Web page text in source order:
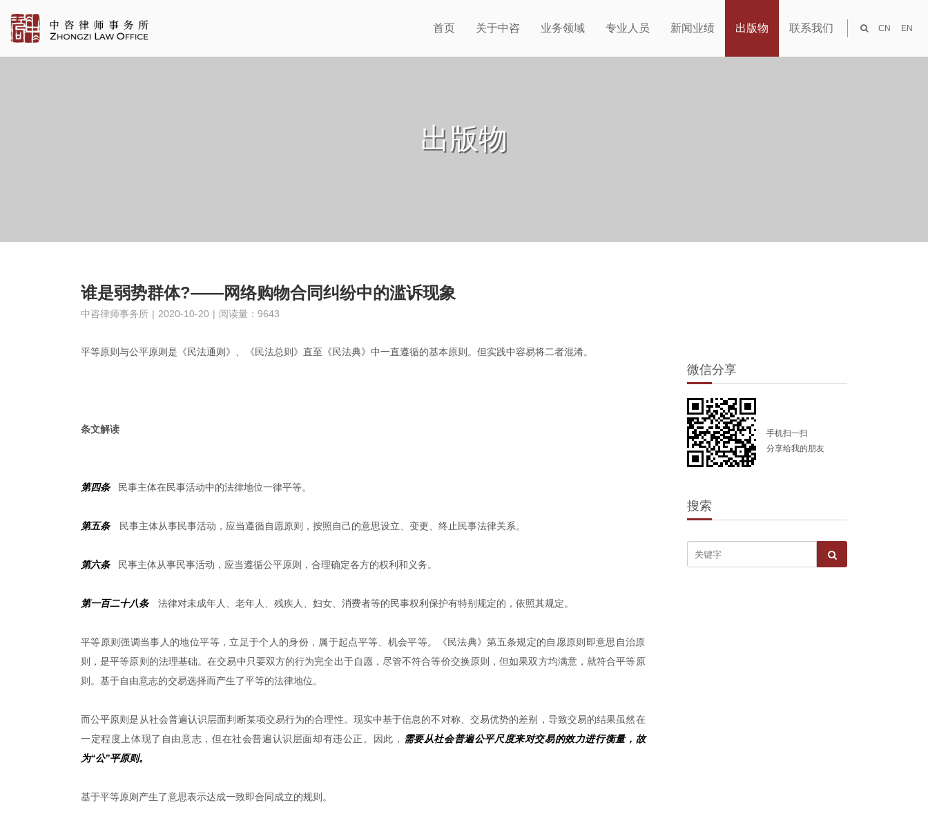
首页 关于中咨 业务领域 专业人员 新闻业绩 出版物 联系我们 CN EN
出版物
谁是弱势群体?——网络购物合同纠纷中的滥诉现象
中咨律师事务所 | 2020-10-20 | 阅读量：9643
平等原则与公平原则是《民法通则》、《民法总则》直至《民法典》中一直遵循的基本原则。但实践中容易将二者混淆。
条文解读
第四条民事主体在民事活动中的法律地位一律平等。
第五条民事主体从事民事活动，应当遵循自愿原则，按照自己的意思设立、变更、终止民事法律关系。
第六条民事主体从事民事活动，应当遵循公平原则，合理确定各方的权利和义务。
第一百二十八条法律对未成年人、老年人、残疾人、妇女、消费者等的民事权利保护有特别规定的，依照其规定。
平等原则强调当事人的地位平等，立足于个人的身份，属于起点平等、机会平等。《民法典》第五条规定的自愿原则即意思自治原
则，是平等原则的法理基础。在交易中只要双方的行为完全出于自愿，尽管不符合等价交换原则，但如果双方均满意，就符合平等原
则。基于自由意志的交易选择而产生了平等的法律地位。
而公平原则是从社会普遍认识层面判断某项交易行为的合理性。现实中基于信息的不对称、交易优势的差别，导致交易的结果虽然在
一定程度上体现了自由意志，但在社会普遍认识层面却有违公正。因此， 需要从社会普遍公平尺度来对交易的效力进行衡量，故
为“公”平原则。
基于平等原则产生了意思表示达成一致即合同成立的规则。
微信分享
手机扫一扫
分享给我的朋友
搜索